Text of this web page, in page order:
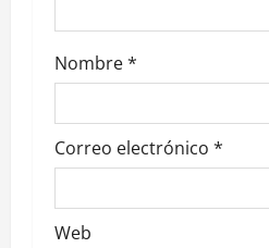
d
a
s
Nombre*
Correo electrónico *
Web